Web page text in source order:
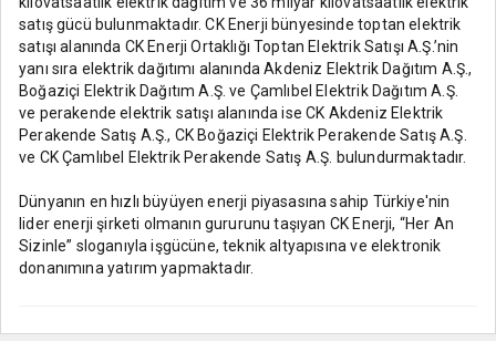
satış gücü bulunmaktadır. CK Enerji bünyesinde toptan elektrik
satışı alanında CK Enerji Ortaklığı Toptan Elektrik Satışı A.Ş.’nin
yanı sıra elektrik dağıtımı alanında Akdeniz Elektrik Dağıtım A.Ş.,
Boğaziçi Elektrik Dağıtım A.Ş. ve Çamlıbel Elektrik Dağıtım A.Ş.
ve perakende elektrik satışı alanında ise CK Akdeniz Elektrik
Perakende Satış A.Ş., CK Boğaziçi Elektrik Perakende Satış A.Ş.
ve CK Çamlıbel Elektrik Perakende Satış A.Ş. bulundurmaktadır.
Dünyanın en hızlı büyüyen enerji piyasasına sahip Türkiye'nin
lider enerji şirketi olmanın gururunu taşıyan CK Enerji, “Her An
Sizinle” sloganıyla işgücüne, teknik altyapısına ve elektronik
donanımına yatırım yapmaktadır.